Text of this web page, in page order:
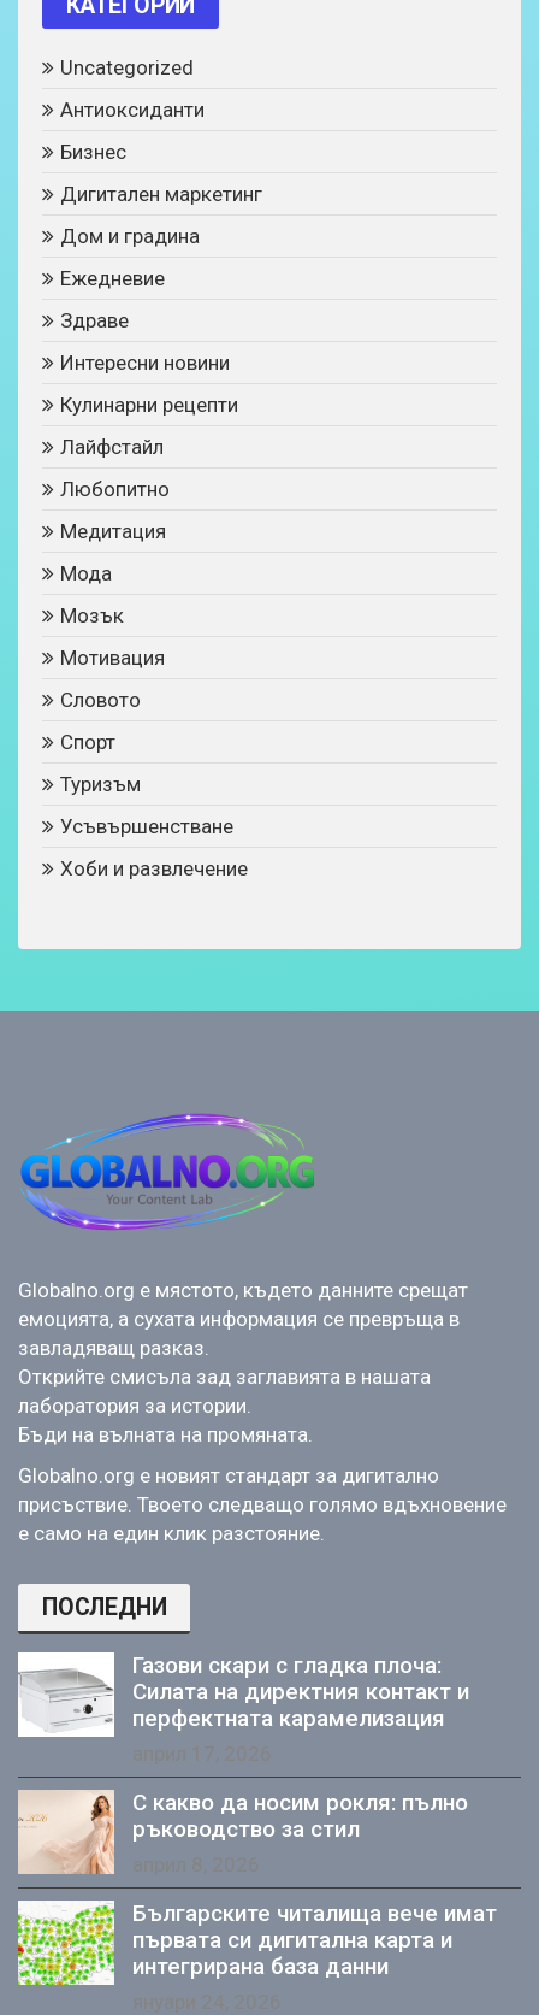
Uncategorized
Антиоксиданти
Бизнес
Дигитален маркетинг
Дом и градина
Ежедневие
Здраве
Интересни новини
Кулинарни рецепти
Лайфстайл
Любопитно
Медитация
Мода
Мозък
Мотивация
Словото
Спорт
Туризъм
Усъвършенстване
Хоби и развлечение
Globalno.org е мястото, където данните срещат
емоцията, а сухата информация се превръща в
завладяващ разказ.
Открийте смисъла зад заглавията в нашата
лаборатория за истории.
Бъди на вълната на промяната.
Globalno.org е новият стандарт за дигитално
присъствие. Твоето следващо голямо вдъхновение
е само на един клик разстояние.
ПОСЛЕДНИ
Газови скари с гладка плоча:
Силата на директния контакт и
перфектната карамелизация
април 17, 2026
С какво да носим рокля: пълно
ръководство за стил
април 8, 2026
Българските читалища вече имат
първата си дигитална карта и
интегрирана база данни
януари 24, 2026